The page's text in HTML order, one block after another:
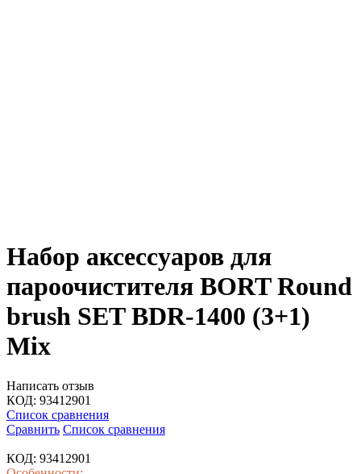
Набор аксессуаров для
пароочистителя BORT Round
brush SET BDR-1400 (3+1)
Mix
Написать отзыв
КОД: 93412901
Список сравнения
Сравнить Список сравнения
КОД: 93412901